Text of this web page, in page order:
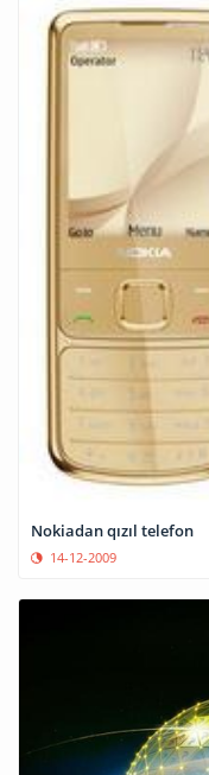
Nokiadan qızıl telefon
14-12-2009